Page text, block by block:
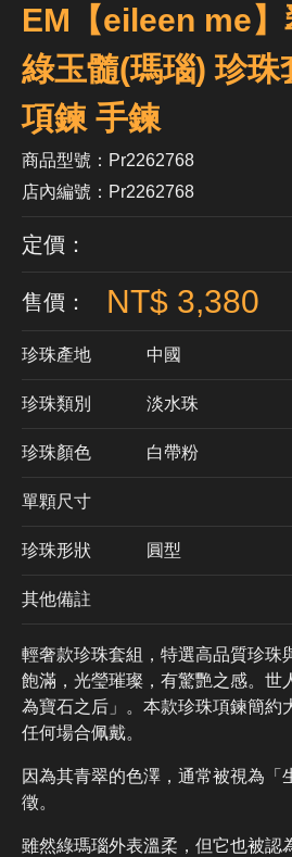
EM【eileen me】
綠玉髓(瑪瑙) 珍珠
項鍊 手鍊
商品型號：Pr2262768
店內編號：Pr2262768
定價：
售價： NT$ 3,380
珍珠產地 中國
珍珠類別 淡水珠
珍珠顏色 ​白帶粉
單顆尺寸
珍珠形狀 圓型
其他備註
輕奢款珍珠套組，特選高品質珍珠
飽滿，光瑩璀璨，有驚艷之感。世
為寶石之后」。本款珍珠項鍊簡約
任何場合佩戴。
因為其青翠的色澤，通常被視為「
徵。
雖然綠瑪瑙外表溫柔，但它也被認